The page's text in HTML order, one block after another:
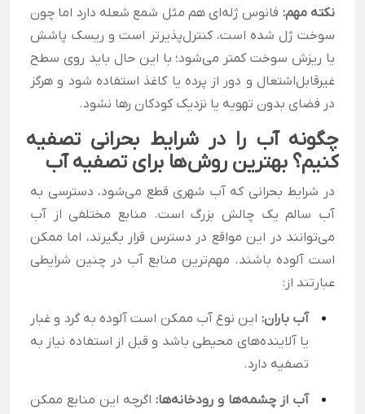
نکته مهم: فانوس ژله‌ای هم مثل شمع شعله دارد اما چون
سوخت ژل شده است، کنترل‌پذیرتر است و ریسک پاشش
یا ریزش سوخت کمتر می‌شود؛ با این حال باید روی سطح
غیرقابل‌اشتعال و دور از پرده یا کاغذ استفاده شود و هرگز
در فضای بدون تهویه یا نزدیک کودکان رها نشود.
چگونه آب را در شرایط بحرانی تصفیه
کنیم؟ بهترین روش‌ها برای تصفیه آب
در شرایط بحرانی که آب شهری قطع می‌شود، دسترسی به
آب سالم یک چالش بزرگ است. منابع مختلفی از آب
می‌توانند در این مواقع در دسترس قرار بگیرند، اما ممکن
است آلوده باشند. مهم‌ترین منابع آب در چنین شرایطی
عبارتند از:
آب باران: این نوع آب ممکن است آلوده به گرد و غبار
یا آلاینده‌های محیطی باشد و قبل از استفاده نیاز به
تصفیه دارد.
آب از چشمه‌ها و رودخانه‌ها: اگرچه این منابع ممکن